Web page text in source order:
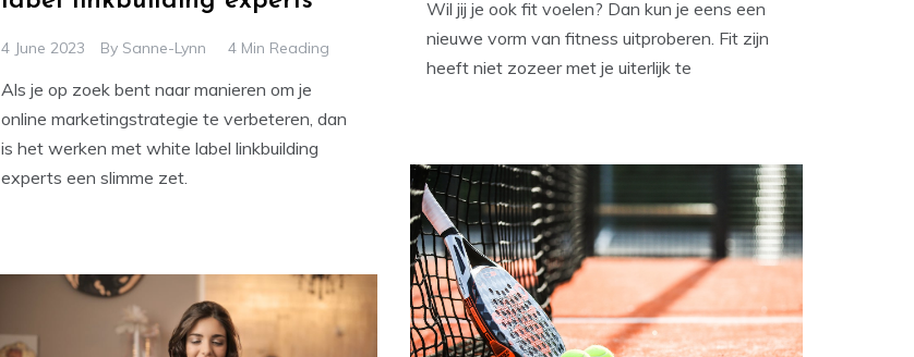
4 June 2023 By Sanne-Lynn 4 Min Reading
Als je op zoek bent naar manieren om je
online marketingstrategie te verbeteren, dan
is het werken met white label linkbuilding
experts een slimme zet.
Wil jij je ook fit voelen? Dan kun je eens een
nieuwe vorm van fitness uitproberen. Fit zijn
heeft niet zozeer met je uiterlijk te